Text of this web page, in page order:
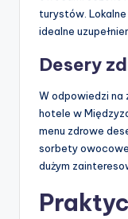
turystów.
idealne
Desery
W odpowiedzi na
hotele w
menu zdrowe
sorbety
dużym